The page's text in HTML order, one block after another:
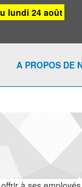
lundi 24 août
A PROPOS DE